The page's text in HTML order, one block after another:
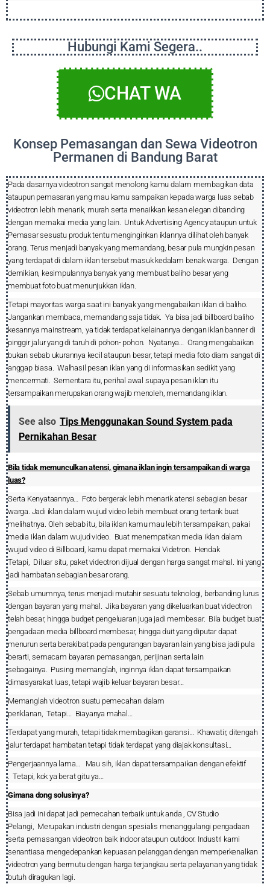
Hubungi Kami Segera..
CHAT WA
Konsep Pemasangan dan Sewa Videotron
Permanen di Bandung Barat
Pada dasarnya videotron sangat menolong kamu dalam membagikan data
ataupun pemasaran yang mau kamu sampaikan kepada warga luas sebab
videotron lebih menarik, murah serta menaikkan kesan elegan dibanding
dengan memakai media yang lain. Untuk Advertising Agency ataupun untuk
Pemasar sesuatu produk tentu menginginkan iklannya dilihat oleh banyak
orang. Terus menjadi banyak yang memandang, besar pula mungkin pesan
yang terdapat di dalam iklan tersebut masuk kedalam benak warga. Dengan
demikian, kesimpulannya banyak yang membuat baliho besar yang
membuat foto buat menunjukkan iklan.
Tetapi mayoritas warga saat ini banyak yang mengabaikan iklan di baliho.
Jangankan membaca, memandang saja tidak. Ya bisa jadi billboard baliho
kesannya mainstream, ya tidak terdapat kelainannya dengan iklan banner di
pinggir jalur yang di taruh di pohon- pohon. Nyatanya… Orang mengabaikan
bukan sebab ukurannya kecil ataupun besar, tetapi media foto diam sangat di
anggap biasa.Walhasil pesan iklan yang di informasikan sedikit yang
mencermati.Sementara itu, perihal awal supaya pesan iklan itu
tersampaikan merupakan orang wajib menoleh, memandang iklan.
See also Tips Menggunakan Sound System pada
Pernikahan Besar
Bila tidak memunculkan atensi, gimana iklan ingin tersampaikan di warga
luas?
Serta Kenyataannya… Foto bergerak lebih menarik atensi sebagian besar
warga. Jadi iklan dalam wujud video lebih membuat orang tertarik buat
melihatnya. Oleh sebab itu, bila iklan kamu mau lebih tersampaikan, pakai
media iklan dalam wujud video. Buat menempatkan media iklan dalam
wujud video di Billboard, kamu dapat memakai Videtron. Hendak
Tetapi, Diluar situ, paket videotron dijual dengan harga sangat mahal. Ini yang
jadi hambatan sebagian besar orang.
Sebab umumnya, terus menjadi mutahir sesuatu teknologi, berbanding lurus
dengan bayaran yang mahal.Jika bayaran yang dikeluarkan buat videotron
telah besar, hingga budget pengeluaran juga jadi membesar. Bila budget buat
pengadaan media billboard membesar, hingga duit yang diputar dapat
menurun serta berakibat pada pengurangan bayaran lain yang bisa jadi pula
berarti, semacam bayaran pemasangan, perijinan serta lain
sebagainya. Pusing memanglah, inginnya iklan dapat tersampaikan
dimasyarakat luas, tetapi wajib keluar bayaran besar…
Memanglah videotron suatu pemecahan dalam
periklanan,Tetapi… Biayanya mahal…
Terdapat yang murah, tetapi tidak membagikan garansi… Khawatir, ditengah
jalur terdapat hambatan tetapi tidak terdapat yang diajak konsultasi…
Pengerjaannya lama… Mau sih, iklan dapat tersampaikan dengan efektif
.Tetapi, kok ya berat gitu ya…
Gimana dong solusinya?
Bisa jadi ini dapat jadi pemecahan terbaik untuk anda , CV Studio
Pelangi, Merupakan industri dengan spesialis menanggulangi pengadaan
serta pemasangan videotron baik indoor ataupun outdoor. Industri kami
senantiasa mengedepankan kepuasan pelanggan dengan memperkenalkan
videotron yang bermutu dengan harga terjangkau serta pelayanan yang tidak
butuh diragukan lagi.